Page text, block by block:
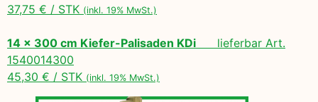
37,75 € / STK (inkl. 19% MwSt.)
14 x 300 cm Kiefer-Palisaden KDi lieferbar Art.
1540014300
45,30 € / STK (inkl. 19% MwSt.)